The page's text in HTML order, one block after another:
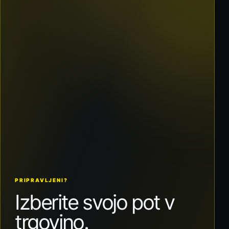
PRIPRAVLJENI?
Izberite svojo pot v
trgovino.